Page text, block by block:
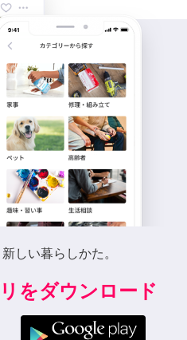
しい暮らしかた。
をダウンロード